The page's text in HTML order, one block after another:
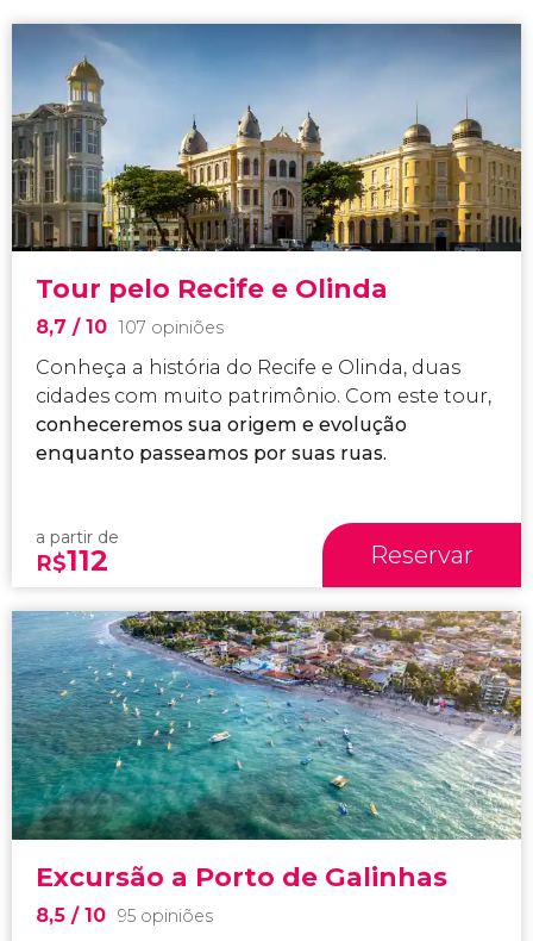
Tour pelo Recife e Olinda
8,7 / 10 107 opiniões
Conheça a história do Recife e Olinda, duas
cidades com muito patrimônio. Com este tour,
conheceremos sua origem e evolução
enquanto passeamos por suas ruas.
a partir de
R$112 Reservar
Excursão a Porto de Galinhas
8,5 / 10 95 opiniões